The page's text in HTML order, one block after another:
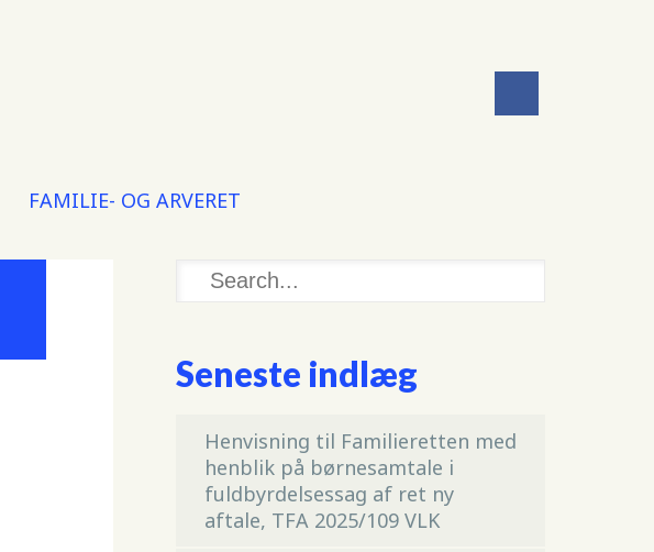
FAMILIE- OG ARVERET
Seneste indlæg
Henvisning til Familieretten med
henblik på børnesamtale i
fuldbyrdelsessag af ret ny
aftale, TFA 2025/109 VLK